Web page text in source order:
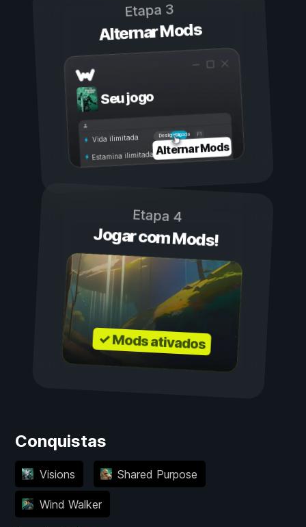
Etapa 3
Alternar Mods
Seu jogo
Ligada
Desligada
Vida ilimitada
Estamina ilimitadaAlternar Mods
Etapa 4
Jogar com Mods!
✓ Mods ativados
Conquistas
Visions Shared Purpose
Wind Walker